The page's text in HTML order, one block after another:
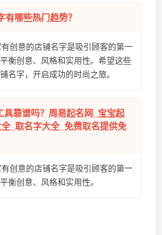
哪些热门趋势？
创意的店铺名字是吸引顾客的第一
衡创意、风格和实用性。希望这些
名字，开启成功的时尚之旅。
靠谱吗？周易起名网_宝宝起
_取名字大全_免费取名提供免
创意的店铺名字是吸引顾客的第一
衡创意、风格和实用性。